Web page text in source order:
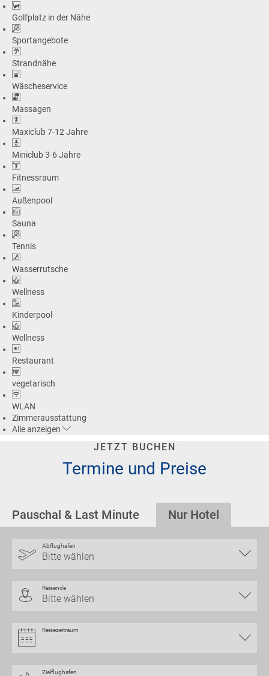
Golfplatz in der Nähe
Sportangebote
Strandnähe
Wäscheservice
Massagen
Maxiclub 7-12 Jahre
Miniclub 3-6 Jahre
Fitnessraum
Außenpool
Sauna
Tennis
Wasserrutsche
Wellness
Kinderpool
Wellness
Restaurant
vegetarisch
WLAN
Zimmerausstattung
Alleanzeigen
JETZT BUCHEN
Termine und Preise
Pauschal & Last Minute Nur Hotel
Abflughafen
Bitte wählen
Reisende
Bitte wählen
Reisezeitraum
Zielflughafen